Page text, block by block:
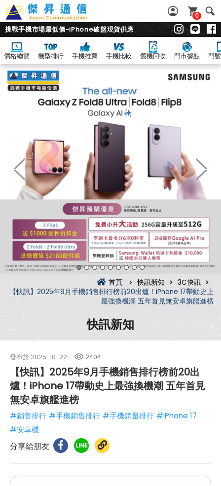
0
挑戰手機市場最低價~iPhone破盤現貨供應
價格總覽 機型排行 手機推薦 手機比較 舊機回收 門市據點 門
首頁 快訊新知
3C快訊
【快訊】2025年9月手機銷售排行榜前20出爐！iPhone 17帶動史上
最強換機潮 五年首見無安卓旗艦進榜
快訊新知
發布於 2025-10-22 2404
【快訊】2025年9月手機銷售排行榜前20出
爐！iPhone 17帶動史上最強換機潮 五年首見
無安卓旗艦進榜
#銷售排行 #手機銷售排行 #手機銷量排行 #iPhone 17
#安卓機
分享給朋友